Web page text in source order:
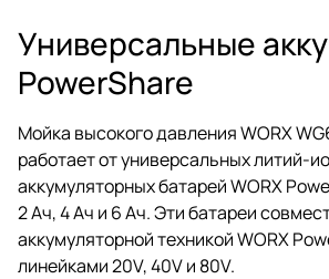
Универсальные
PowerShare
Мойка высокого давления WORX
работает от универсальных литий-
аккумуляторных батарей WORX
2 Ач, 4 Ач и 6 Ач. Эти батареи
аккумуляторной техникой WORX
линейками 20V, 40V и 80V.